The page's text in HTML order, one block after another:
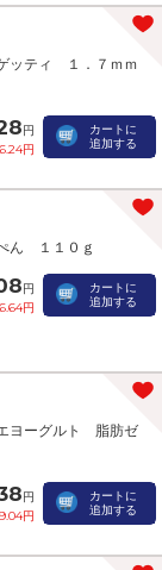
ッティ １．７ｍｍ
円
円
カートに
追加する
ん １１０ｇ
円
円
カートに
追加する
ヨーグルト 脂肪ゼ
円
円
カートに
追加する